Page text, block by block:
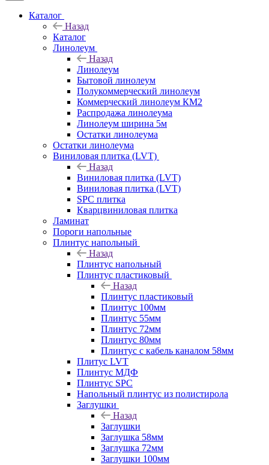
Каталог
Назад
Каталог
Линолеум
Назад
Линолеум
Бытовой линолеум
Полукоммерческий линолеум
Коммерческий линолеум КМ2
Распродажа линолеума
Линолеум ширина 5м
Остатки линолеума
Остатки линолеума
Виниловая плитка (LVT)
Назад
Виниловая плитка (LVT)
Виниловая плитка (LVT)
SPC плитка
Кварцвиниловая плитка
Ламинат
Пороги напольные
Плинтус напольный
Назад
Плинтус напольный
Плинтус пластиковый
Назад
Плинтус пластиковый
Плинтус 100мм
Плинтус 55мм
Плинтус 72мм
Плинтус 80мм
Плинтус с кабель каналом 58мм
Плитус LVT
Плинтус МДФ
Плинтус SPC
Напольный плинтус из полистирола
Заглушки
Назад
Заглушки
Заглушка 58мм
Заглушка 72мм
Заглушки 100мм